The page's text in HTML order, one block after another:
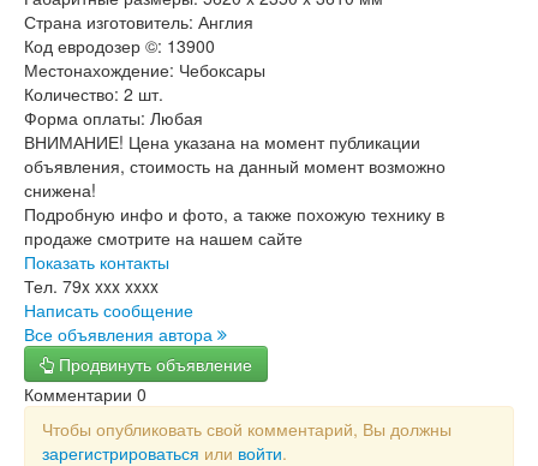
Страна изготовитель: Англия
Код евродозер ©: 13900
Местонахождение: Чебоксары
Количество: 2 шт.
Форма оплаты: Любая
ВНИМАНИЕ! Цена указана на момент публикации
объявления, стоимость на данный момент возможно
снижена!
Подробную инфо и фото, а также похожую технику в
продаже смотрите на нашем сайте
Показать контакты
Тел. 79x xxx xxxx
Написать сообщение
Все объявления автора
Продвинуть объявление
Комментарии 0
Чтобы опубликовать свой комментарий, Вы должны
зарегистрироваться или войти.